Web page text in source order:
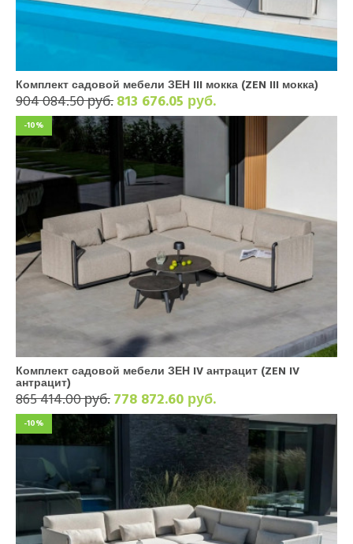
Комплект садовой мебели ЗЕН III мокка (ZEN III мокка)
904 084.50 руб.813 676.05 руб.
-10%
Комплект садовой мебели ЗЕН IV антрацит (ZEN IV
антрацит)
865 414.00 руб.778 872.60 руб.
-10%